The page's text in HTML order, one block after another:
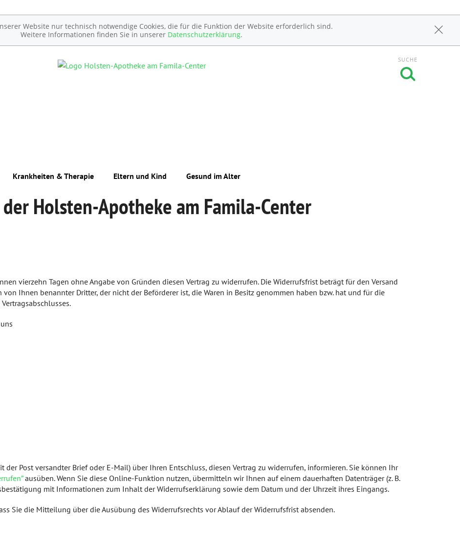
Website nur technisch notwendige Cookies, die für die Funktion der Website erforderlich sind.
Weitere Informationen finden Sie in unserer Datenschutzerklärung.
SUCHE
Krankheiten & Therapie Eltern und Kind
Unerfüllter Kinderwunsch
Gesund im Alter
Holsten-Apotheke am Famila-Center
vierzehn Tagen ohne Angabe von Gründen diesen Vertrag zu widerrufen. Die Widerrufsfrist beträgt für den Versand
von Ihnen benannter Dritter, der nicht der Beförderer ist, die Waren in Besitz genommen haben bzw. hat und für die
der Post versandter Brief oder E-Mail) über Ihren Entschluss, diesen Vertrag zu widerrufen, informieren. Sie können Ihr
ausüben. Wenn Sie diese Online-Funktion nutzen, übermitteln wir Ihnen auf einem dauerhaften Datenträger (z. B.
mit Informationen zum Inhalt der Widerrufserklärung sowie dem Datum und der Uhrzeit ihres Eingangs.
Sie die Mitteilung über die Ausübung des Widerrufsrechts vor Ablauf der Widerrufsfrist absenden.